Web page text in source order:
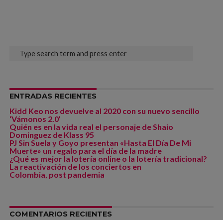
ENTRADAS RECIENTES
Kidd Keo nos devuelve al 2020 con su nuevo sencillo
‘Vámonos 2.0’
Quién es en la vida real el personaje de Shaio
Dominguez de Klass 95
PJ Sin Suela y Goyo presentan «Hasta El Día De Mi
Muerte» un regalo para el día de la madre
¿Qué es mejor la lotería online o la lotería tradicional?
La reactivación de los conciertos en
Colombia, post pandemia
COMENTARIOS RECIENTES